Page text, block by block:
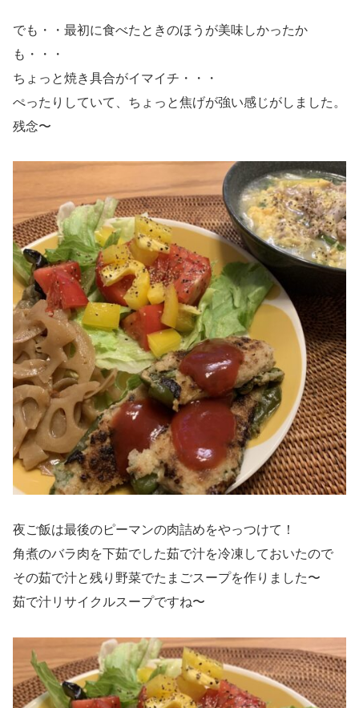
でも・・最初に食べたときのほうが美味しかったか
も・・・
ちょっと焼き具合がイマイチ・・・
ぺったりしていて、ちょっと焦げが強い感じがしました。
残念〜
夜ご飯は最後のピーマンの肉詰めをやっつけて！
角煮のバラ肉を下茹でした茹で汁を冷凍しておいたので
その茹で汁と残り野菜でたまごスープを作りました〜
茹で汁リサイクルスープですね〜